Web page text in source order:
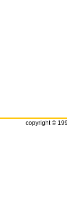
copyright ©